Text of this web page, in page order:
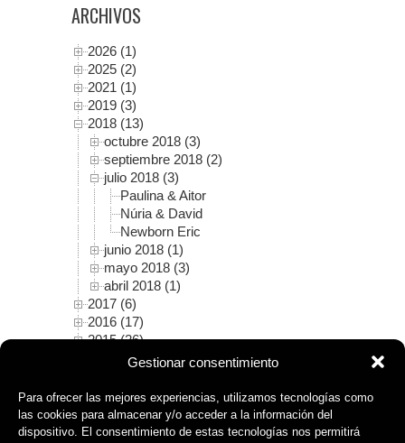
Gestionar consentimiento
Para ofrecer las mejores experiencias, utilizamos tecnologías como
las cookies para almacenar y/o acceder a la información del
dispositivo. El consentimiento de estas tecnologías nos permitirá
ARCHIVOS
2026 (1)
2025 (2)
2021 (1)
2019 (3)
2018 (13)
octubre 2018 (3)
septiembre 2018 (2)
julio 2018 (3)
Paulina & Aitor
Núria & David
Newborn Eric
junio 2018 (1)
mayo 2018 (3)
abril 2018 (1)
2017 (6)
2016 (17)
2015 (26)
2014 (17)
2012 (3)